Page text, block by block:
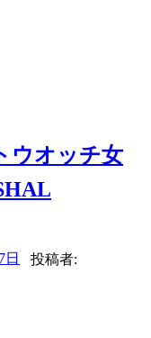
ウオッチ女
日 投稿者: